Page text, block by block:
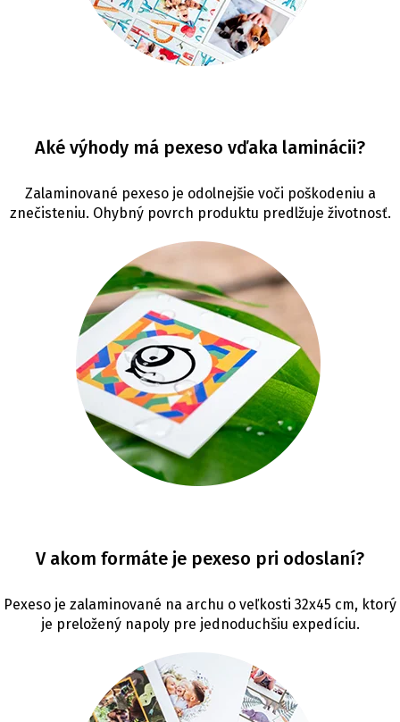
Aké výhody má pexeso vďaka laminácii?
Zalaminované pexeso je odolnejšie voči poškodeniu a
znečisteniu. Ohybný povrch produktu predlžuje životnosť.
V akom formáte je pexeso pri odoslaní?
Pexeso je zalaminované na archu o veľkosti 32x45 cm, ktorý
je preložený napoly pre jednoduchšiu expedíciu.